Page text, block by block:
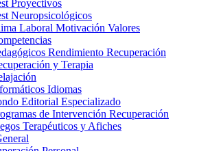
Proyectivos
Neuropsicológicos
Laboral Motivación Valores
Rendimiento Recuperación
y Terapia
Idiomas
Editorial Especializado
de Intervención Recuperación
Terapéuticos y Afiches